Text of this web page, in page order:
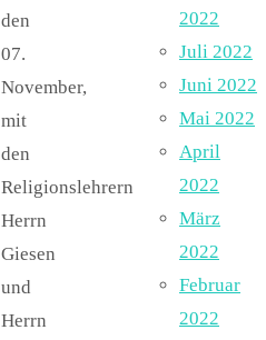
den
07.
November,
mit
den
Religionslehrern
Herrn
Giesen
und
Herrn
2022
Juli 2022
Juni 2022
Mai 2022
April
2022
März
2022
Februar
2022